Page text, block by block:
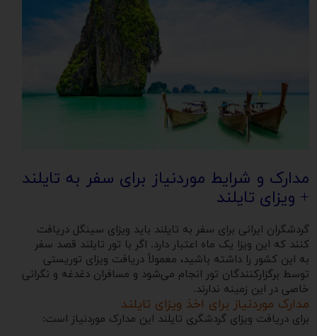
مدارک و شرایط موردنیاز برای سفر به تایلند
+ ویزای تایلند
گردشگران ایرانی برای سفر به تایلند باید ویزای سینگل دریافت
کنند که این ویزا یک ماه اعتبار دارد. اگر با تور تایلند قصد سفر
به این کشور را داشته باشید، معمولاً دریافت ویزای توریستی
توسط برگزارکنندگان تور انجام می‌شود و مسافران دغدغه و نگرانی
خاصی در این زمینه ندارند.
مدارک موردنیاز برای اخذ ویزای تایلند
برای دریافت ویزای گردشگری تایلند این مدارک موردنیاز است: